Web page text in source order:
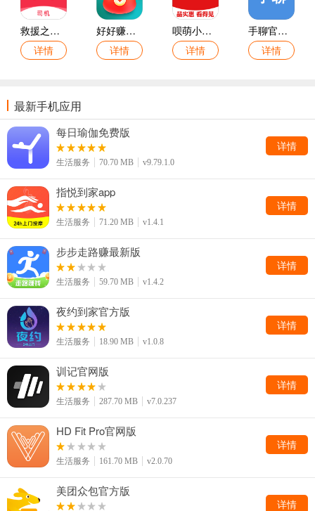
救援之家司机APP
详情
好好赚手机版
详情
呗萌小惠官网版
详情
手聊官方版
详情
最新手机应用
每日瑜伽免费版
生活服务 70.70 MB v9.79.1.0
详情
指悦到家app
生活服务 71.20 MB v1.4.1
详情
步步走路赚最新版
生活服务 59.70 MB v1.4.2
详情
夜约到家官方版
生活服务 18.90 MB v1.0.8
详情
训记官网版
生活服务 287.70 MB v7.0.237
详情
HD Fit Pro官网版
生活服务 161.70 MB v2.0.70
详情
美团众包官方版
详情